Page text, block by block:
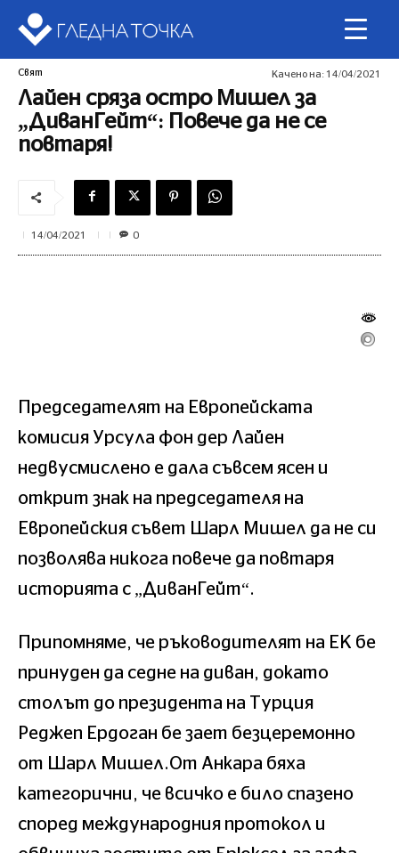
Свят Качено на: 14/04/2021
Лайен сряза остро Мишел за
„ДиванГейт“: Повече да не се
повтаря!
14/04/2021 0
Председателят на Европейската
комисия Урсула фон дер Лайен
недвусмислено е дала съвсем ясен и
открит знак на председателя на
Европейския съвет Шарл Мишел да не си
позволява никога повече да повтаря
историята с „ДиванГейт“.
Припомняме, че ръководителят на ЕК бе
принуден да седне на диван, докато
столът до президента на Турция
Реджеп Ердоган бе зает безцеремонно
от Шарл Мишел.От Анкара бяха
категорични, че всичко е било спазено
според международния протокол и